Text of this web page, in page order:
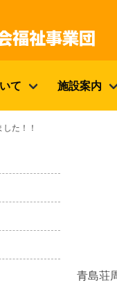
て 施設案内
た！！
青島荘